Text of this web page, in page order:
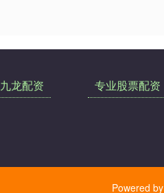
九龙配资 专业股票配资
Powered by